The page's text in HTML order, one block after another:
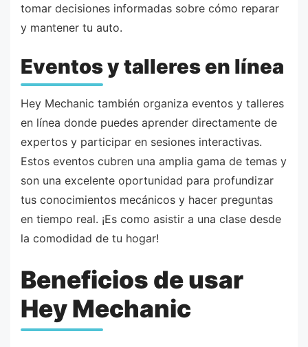
tomar decisiones informadas sobre cómo reparar
y mantener tu auto.
Eventos y talleres en línea
Hey Mechanic también organiza eventos y talleres
en línea donde puedes aprender directamente de
expertos y participar en sesiones interactivas.
Estos eventos cubren una amplia gama de temas y
son una excelente oportunidad para profundizar
tus conocimientos mecánicos y hacer preguntas
en tiempo real. ¡Es como asistir a una clase desde
la comodidad de tu hogar!
Beneficios de usar
Hey Mechanic